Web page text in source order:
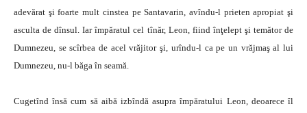
adevărat şi foarte mult cinstea pe Santavarin, avîndu-l prieten apropiat şi
asculta de dînsul. Iar împăratul cel tînăr, Leon, fiind înţelept şi temător de
Dumnezeu, se scîrbea de acel vrăjitor şi, urîndu-l ca pe un vrăjmaş al lui
Dumnezeu, nu-l băga în seamă.
Cugetînd însă cum să aibă izbîndă asupra împăratului Leon, deoarece îl